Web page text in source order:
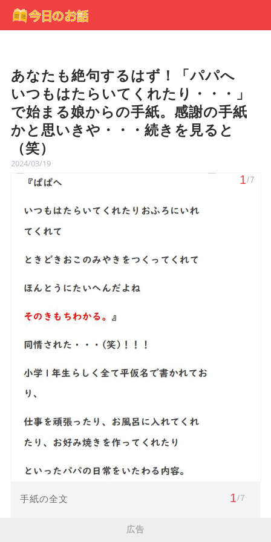
あなたも絶句するはず！「パパへ
いつもはたらいてくれたり・・・」
で始まる娘からの手紙。感謝の手紙
かと思いきや・・・続きを見ると
（笑）
2024/03/19
1/7
手紙の全文 1/7
広告